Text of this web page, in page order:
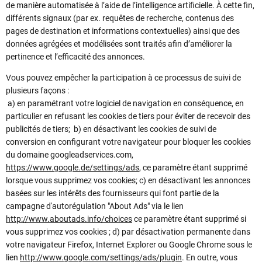
de manière automatisée à l’aide de l’intelligence artificielle. À cette fin,
différents signaux (par ex. requêtes de recherche, contenus des
pages de destination et informations contextuelles) ainsi que des
données agrégées et modélisées sont traités afin d’améliorer la
pertinence et l’efficacité des annonces.
Vous pouvez empêcher la participation à ce processus de suivi de
plusieurs façons :
a) en paramétrant votre logiciel de navigation en conséquence, en
particulier en refusant les cookies de tiers pour éviter de recevoir des
publicités de tiers; b) en désactivant les cookies de suivi de
conversion en configurant votre navigateur pour bloquer les cookies
du domaine googleadservices.com,
https://www.google.de/settings/ads, ce paramètre étant supprimé
lorsque vous supprimez vos cookies; c) en désactivant les annonces
basées sur les intérêts des fournisseurs qui font partie de la
campagne d'autorégulation "About Ads" via le lien
http://www.aboutads.info/choicesce paramètre étant supprimé si
vous supprimez vos cookies ; d) par désactivation permanente dans
votre navigateur Firefox, Internet Explorer ou Google Chrome sous le
lien http://www.google.com/settings/ads/plugin. En outre, vous